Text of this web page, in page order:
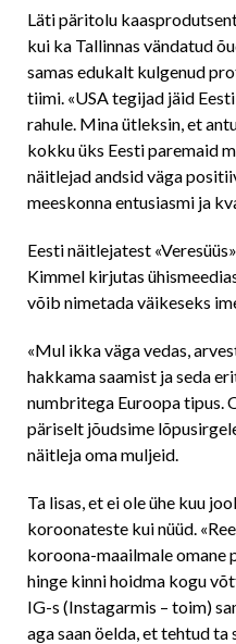
Läti päritolu
kui ka Tallinnas vändatud
samas edukalt kulgenud
tiimi. «USA tegijad jäid
rahule. Mina ütleksin, et
kokku üks Eesti paremaid
näitlejad andsid väga
meeskonna entusiasmi ja
Eesti näitlejatest
Kimmel kirjutas
võib nimetada väikeseks
«Mul ikka väga vedas,
hakkama saamist ja seda
numbritega Euroopa tipus.
päriselt jõudsime
näitleja oma muljeid.
Ta lisas, et ei ole ühe kuu
koroonateste kui nüüd.
koroona-maailmale omane
hinge kinni hoidma kogu
IG-s (Instagarmis – toim)
aga saan öelda, et tehtud ta